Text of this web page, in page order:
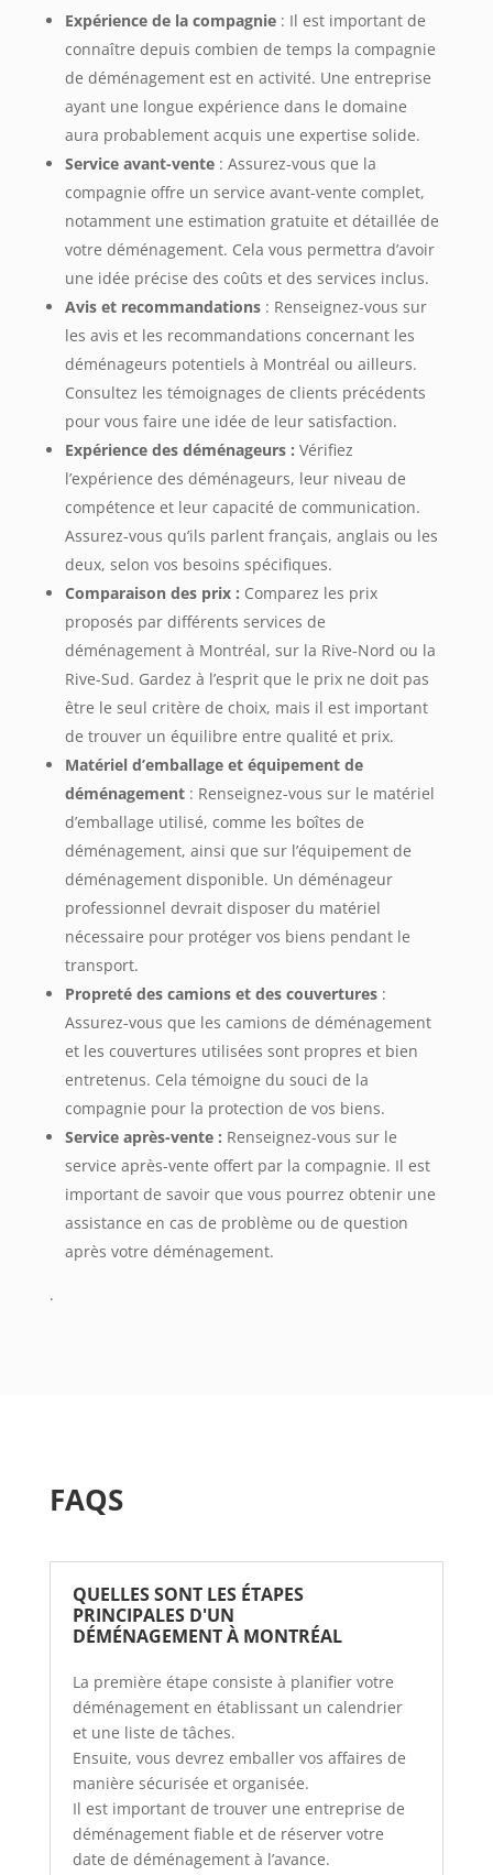
Expérience de la compagnie: Il est important de
connaître depuis combien de temps la compagnie
de déménagement est en activité. Une entreprise
ayant une longue expérience dans le domaine
aura probablement acquis une expertise solide.
Service avant-vente: Assurez-vous que la
compagnie offre un service avant-vente complet,
notamment une estimation gratuite et détaillée de
votre déménagement. Cela vous permettra d’avoir
une idée précise des coûts et des services inclus.
Avis et recommandations: Renseignez-vous sur
les avis et les recommandations concernant les
déménageurs potentiels à Montréal ou ailleurs.
Consultez les témoignages de clients précédents
pour vous faire une idée de leur satisfaction.
Expérience des déménageurs : Vérifiez
l’expérience des déménageurs, leur niveau de
compétence et leur capacité de communication.
Assurez-vous qu’ils parlent français, anglais ou les
deux, selon vos besoins spécifiques.
Comparaison des prix : Comparez les prix
proposés par différents services de
déménagement à Montréal, sur la Rive-Nord ou la
Rive-Sud. Gardez à l’esprit que le prix ne doit pas
être le seul critère de choix, mais il est important
de trouver un équilibre entre qualité et prix.
Matériel d’emballage et équipement de
déménagement: Renseignez-vous sur le matériel
d’emballage utilisé, comme les boîtes de
déménagement, ainsi que sur l’équipement de
déménagement disponible. Un déménageur
professionnel devrait disposer du matériel
nécessaire pour protéger vos biens pendant le
transport.
Propreté des camions et des couvertures:
Assurez-vous que les camions de déménagement
et les couvertures utilisées sont propres et bien
entretenus. Cela témoigne du souci de la
compagnie pour la protection de vos biens.
Service après-vente : Renseignez-vous sur le
service après-vente offert par la compagnie. Il est
important de savoir que vous pourrez obtenir une
assistance en cas de problème ou de question
après votre déménagement.
.
FAQS
QUELLES SONT LES ÉTAPES
PRINCIPALES D'UN
DÉMÉNAGEMENT À MONTRÉAL
La première étape consiste à planifier votre
déménagement en établissant un calendrier
et une liste de tâches.
Ensuite, vous devrez emballer vos affaires de
manière sécurisée et organisée.
Il est important de trouver une entreprise de
déménagement fiable et de réserver votre
date de déménagement à l’avance.